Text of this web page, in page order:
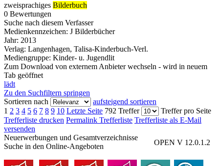
zweisprachiges Bilderbuch
0 Bewertungen
Suche nach diesem Verfasser
Medienkennzeichen: J Bilderbücher
Jahr: 2013
Verlag: Langenhagen, Talisa-Kinderbuch-Verl.
Mediengruppe: Kinder- u. Jugendlit
Zum Download von externem Anbieter wechseln - wird in neuem
Tab geöffnet
lädt
Zu den Suchfiltern springen
Sortieren nach
aufsteigend sortieren
1 2 3 4 5 6 7 8 9 10 Letzte Seite 792 Treffer
Treffer pro Seite
Trefferliste drucken Permalink Trefferliste Trefferliste als E-Mail
versenden
OPEN V 12.0.1.2
Neuerwerbungen und Gesamtverzeichnisse
Suche in den Online-Angeboten